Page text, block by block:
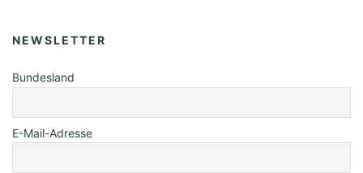
NEWSLETTER
Bundesland
E-Mail-Adresse